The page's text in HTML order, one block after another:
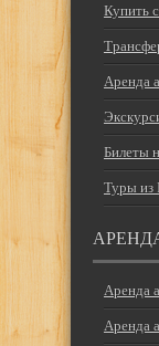
Купить
Аренда
Билеты
Туры из
Аренда
Аренда